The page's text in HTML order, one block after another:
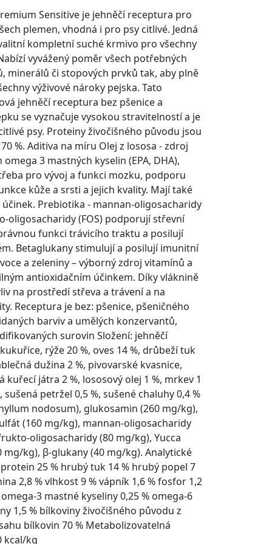
Sensitive je jehněčí receptura pro
plemen, vhodná i pro psy citlivé. Jedná
kompletní suché krmivo pro všechny
vyvážený poměr všech potřebných
minerálů či stopových prvků tak, aby plně
výživové nároky pejska. Tato
jehněčí receptura bez pšenice a
se vyznačuje vysokou stravitelností a je
psy. Proteiny živočišného původu jsou
%. Aditiva na míru Olej z lososa - zdroj
omega 3 mastných kyselin (EPA, DHA),
pro vývoj a funkci mozku, podporu
kůže a srsti a jejich kvality. Mají také
Prebiotika - mannan-oligosacharidy
oligosacharidy (FOS) podporují střevní
funkci trávicího traktu a posilují
Betaglukany stimulují a posilují imunitní
a zeleniny – výborný zdroj vitamínů a
antioxidačním účinkem. Díky vláknině
na prostředí střeva a trávení a na
Receptura je bez: pšenice, pšeničného
barviv a umělých konzervantů,
surovin Složení: jehněčí
rýže 20 %, oves 14 %, drůbeží tuk
dužina 2 %, pivovarské kvasnice,
kuřecí játra 2 %, lososový olej 1 %, mrkev 1
sušená petržel 0,5 %, sušené chaluhy 0,4 %
nodosum), glukosamin (260 mg/kg),
(160 mg/kg), mannan-oligosacharidy
oligosacharidy (80 mg/kg), Yucca
mg/kg), β-glukany (40 mg/kg). Analytické
25 % hrubý tuk 14 % hrubý popel 7
2,8 % vlhkost 9 % vápník 1,6 % fosfor 1,2
3 mastné kyseliny 0,25 % omega-6
1,5 % bílkoviny živočišného původu z
bílkovin 70 % Metabolizovatelná
kcal/kg